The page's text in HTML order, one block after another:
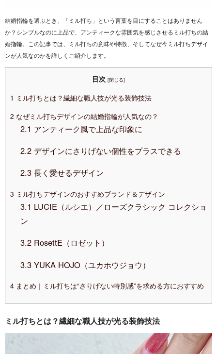
結婚指輪を選ぶとき、「ミル打ち」という言葉を目にすることはありません
か？シンプルなのに上品で、アンティークな雰囲気を感じさせるミル打ちの結
婚指輪。この記事では、ミル打ちの意味や特徴、そしてなぜ今ミル打ちデザイ
ンが人気なのかを詳しくご紹介します。
目次 [閉じる]
1 ミル打ちとは？繊細な職人技が光る装飾技法
2 なぜミル打ちデザインの結婚指輪が人気なの？
2.1 アンティーク風で上品な印象に
2.2デザインにさりげない個性をプラスできる
2.3長く愛せるデザイン
3 ミル打ちデザインのおすすめブランド＆デザイン
3.1 LUCIE（ルシエ）／ローズクラシック コレクショ
ン
3.2RosettE（ロゼット）
3.3YUKA HOJO（ユカホウジョウ）
4 まとめ｜ミル打ちは“さりげない特別感”を求める方におすすめ
ミル打ちとは？繊細な職人技が光る装飾技法